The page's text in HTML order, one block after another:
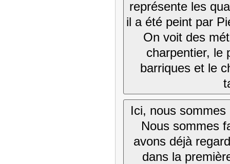
représente les
il a été peint par
On voit des
charpentier, le
barriques et le
Ici, nous
Nous sommes
avons déjà
dans la